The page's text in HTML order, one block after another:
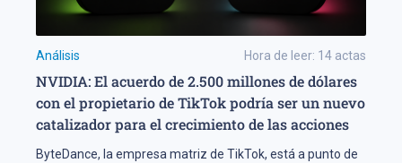
Análisis Hora de leer: 14 actas
NVIDIA: El acuerdo de 2.500 millones de dólares
con el propietario de TikTok podría ser un nuevo
catalizador para el crecimiento de las acciones
ByteDance, la empresa matriz de TikTok, está a punto de